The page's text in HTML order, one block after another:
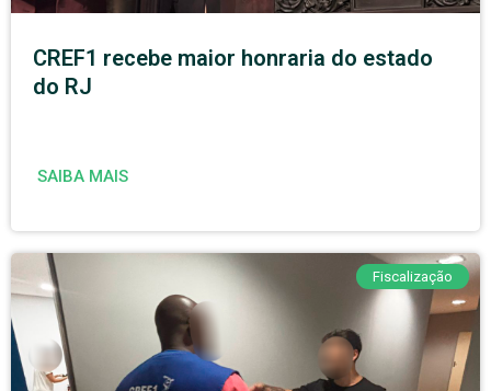
CREF1 recebe maior honraria do estado
do RJ
SAIBA MAIS
Fiscalização